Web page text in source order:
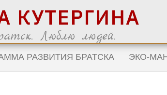
КУТЕРГИНА
Люблю людей.
РАЗВИТИЯ БРАТСКА ЭКО-